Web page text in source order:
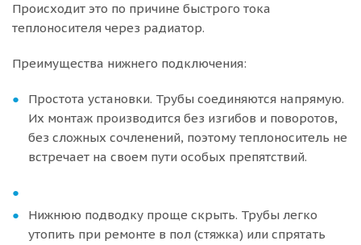
Происходит это по причине быстрого тока
теплоносителя через радиатор.
Преимущества нижнего подключения:
Простота установки. Трубы соединяются напрямую.
Их монтаж производится без изгибов и поворотов,
без сложных сочленений, поэтому теплоноситель не
встречает на своем пути особых препятствий.
Нижнюю подводку проще скрыть. Трубы легко
утопить при ремонте в пол (стяжка) или спрятать